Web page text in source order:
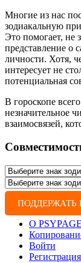
Многие из нас
зодиакальную
Это помогает, не
представление о
личности. Хотя,
интересует не
потенциальная
В гороскопе
незначительное
взаимосвязей,
ПОДДЕРЖАТЬ
О PSYPAGE
Войти
Регистрация